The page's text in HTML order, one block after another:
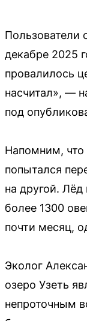
Пользователи
декабре 2025
провалилось
насчитал», —
под
Напомним,
попытался
на другой.
более 1300
почти месяц,
Эколог
озеро Узеть
непроточным